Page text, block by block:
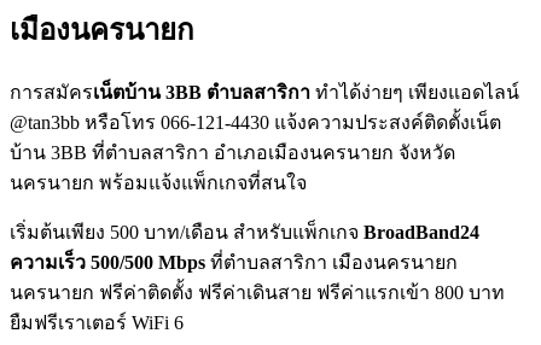
เมืองนครนายก
การสมัครเน็ตบ้าน 3BB ตำบลสาริกา ทำได้ง่ายๆ เพียงแอดไลน์
@tan3bb หรือโทร 066-121-4430 แจ้งความประสงค์ติดตั้งเน็ต
บ้าน 3BB ที่ตำบลสาริกา อำเภอเมืองนครนายก จังหวัด
นครนายก พร้อมแจ้งแพ็กเกจที่สนใจ
เริ่มต้นเพียง 500 บาท/เดือน สำหรับแพ็กเกจ BroadBand24
ความเร็ว 500/500 Mbps ที่ตำบลสาริกา เมืองนครนายก
นครนายก ฟรีค่าติดตั้ง ฟรีค่าเดินสาย ฟรีค่าแรกเข้า 800 บาท
ยืมฟรีเราเตอร์ WiFi 6